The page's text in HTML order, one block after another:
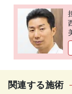
関連する施術